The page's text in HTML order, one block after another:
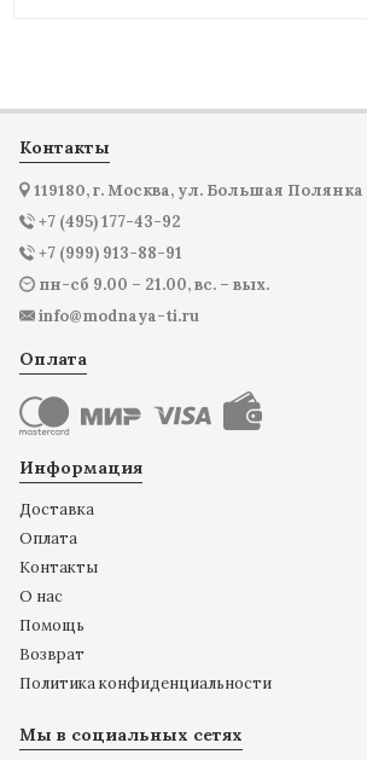
Контакты
119180, г. Москва, ул. Большая Полянка
+7 (495) 177-43-92
+7 (999) 913-88-91
пн-сб 9.00 – 21.00, вс. – вых.
info@modnaya-ti.ru
Оплата
Информация
Доставка
Оплата
Контакты
О нас
Помощь
Возврат
Политика конфиденциальности
Мы в социальных сетях